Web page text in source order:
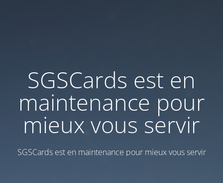
SGSCards est en
maintenance pour
mieux vous servir
SGSCards est en maintenance pour mieux vous servir